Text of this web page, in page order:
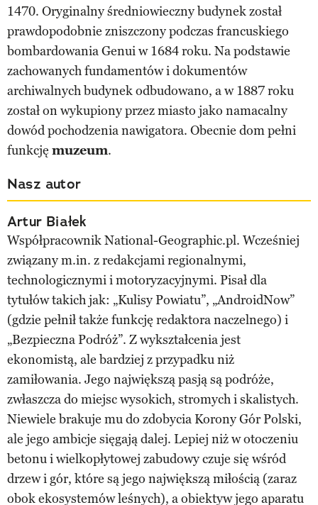
1470. Oryginalny średniowieczny budynek został
prawdopodobnie zniszczony podczas francuskiego
bombardowania Genui w 1684 roku. Na podstawie
zachowanych fundamentów i dokumentów
archiwalnych budynek odbudowano, a w 1887 roku
został on wykupiony przez miasto jako namacalny
dowód pochodzenia nawigatora. Obecnie dom pełni
funkcję muzeum.
Nasz autor
Artur Białek
Współpracownik National-Geographic.pl. Wcześniej
związany m.in. z redakcjami regionalnymi,
technologicznymi i motoryzacyjnymi. Pisał dla
tytułów takich jak: „Kulisy Powiatu”, „AndroidNow”
(gdzie pełnił także funkcję redaktora naczelnego) i
„Bezpieczna Podróż”. Z wykształcenia jest
ekonomistą, ale bardziej z przypadku niż
zamiłowania. Jego największą pasją są podróże,
zwłaszcza do miejsc wysokich, stromych i skalistych.
Niewiele brakuje mu do zdobycia Korony Gór Polski,
ale jego ambicje sięgają dalej. Lepiej niż w otoczeniu
betonu i wielkopłytowej zabudowy czuje się wśród
drzew i gór, które są jego największą miłością (zaraz
obok ekosystemów leśnych), a obiektyw jego aparatu